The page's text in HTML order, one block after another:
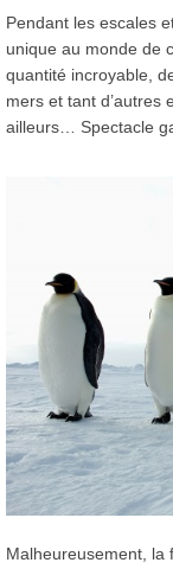
Pendant les escales
unique au monde de
quantité incroyable,
mers et tant d’autres
ailleurs… Spectacle
Malheureusement, la